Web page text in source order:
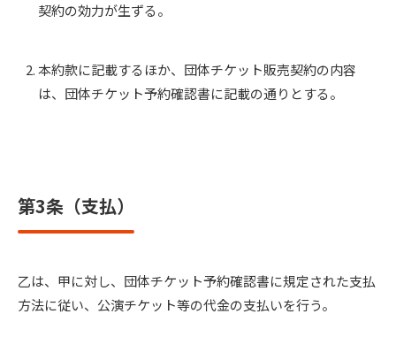
契約の効力が生ずる。
本約款に記載するほか、団体チケット販売契約の内容
は、団体チケット予約確認書に記載の通りとする。
第3条（支払）
乙は、甲に対し、団体チケット予約確認書に規定された支払
方法に従い、公演チケット等の代金の支払いを行う。